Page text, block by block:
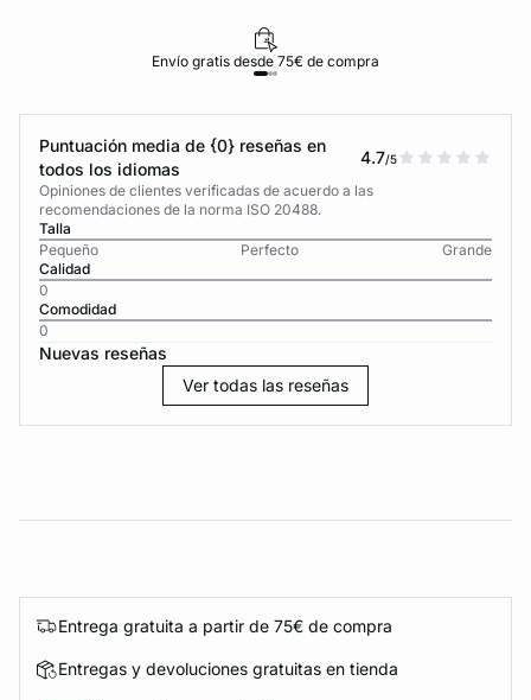
Envío gratis desde 75€ de compra
Puntuación media de {0} reseñas en
todos los idiomas
4.7/5
Opiniones de clientes verificadas de acuerdo a las
recomendaciones de la norma ISO 20488.
Talla
Pequeño
Perfecto
Grande
Calidad
0
Comodidad
0
Nuevas reseñas
Ver todas las reseñas
Entrega gratuita a partir de 75€ de compra
Entregas y devoluciones gratuitas en tienda